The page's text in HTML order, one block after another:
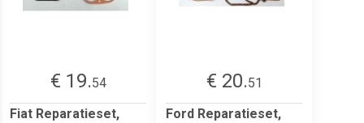
€ 19.54
Fiat Reparatieset,
€ 20.51
Ford Reparatieset,